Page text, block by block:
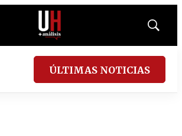
Mostrar
ÚLTIMAS NOTICIAS